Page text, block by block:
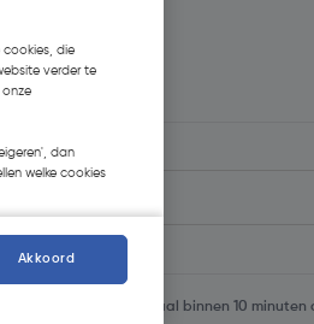
voorraadniveaus en haal binnen 10 minuten
cookies, die
verder te
onze
dan
welke cookies
Akkoord